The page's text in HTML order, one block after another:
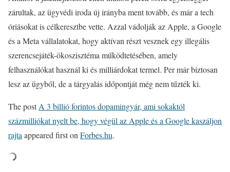
zárultak, az ügyvédi iroda új irányba ment tovább, és már a tech
óriásokat is célkeresztbe vette. Azzal vádolják az Apple, a Google
és a Meta vállalatokat, hogy aktívan részt vesznek egy illegális
szerencsejáték-ökoszisztéma működtetésében, amely
felhasználókat használ ki és milliárdokat termel. Per már biztosan
lesz az ügyből, de a tárgyalás időpontját még nem tűzték ki.
The postA 3 billió forintos dopamingyár, ami sokaktól
százmilliókat nyelt be, hogy végül az Apple és a Google kaszáljon
rajtaappeared first onForbes.hu.